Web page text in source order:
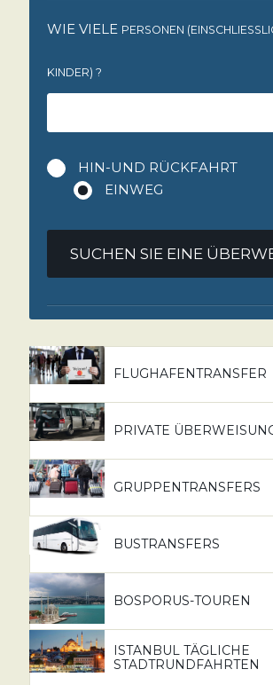
WIE VIELE PERSONEN
INDER) ?
HIN-UND RÜCKFAHRT
EINWEG
SUCHEN SIE EINE
FLUGHAFENTRANSFER
PRIVATE
GRUPPENTRANSFERS
BUSTRANSFERS
BOSPORUS-TOUREN
ISTANBUL TÄGLICHE
STADTRUNDFAHRTEN